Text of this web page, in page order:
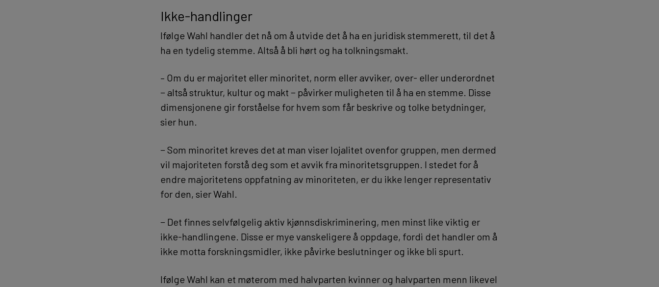
Ikke-handlinger
Ifølge Wahl handler det nå om å utvide det å ha en juridisk stemmerett, til det å
ha en tydelig stemme. Altså å bli hørt og ha tolkningsmakt.
– Om du er majoritet eller minoritet, norm eller avviker, over- eller underordnet
− altså struktur, kultur og makt − påvirker muligheten til å ha en stemme. Disse
dimensjonene gir forståelse for hvem som får beskrive og tolke betydninger,
sier hun.
− Som minoritet kreves det at man viser lojalitet ovenfor gruppen, men dermed
vil majoriteten forstå deg som et avvik fra minoritetsgruppen. I stedet for å
endre majoritetens oppfatning av minoriteten, er du ikke lenger representativ
for den, sier Wahl.
− Det finnes selvfølgelig aktiv kjønnsdiskriminering, men minst like viktig er
ikke-handlingene. Disse er mye vanskeligere å oppdage, fordi det handler om å
ikke motta forskningsmidler, ikke påvirke beslutninger og ikke bli spurt.
Ifølge Wahl kan et møterom med halvparten kvinner og halvparten menn likevel